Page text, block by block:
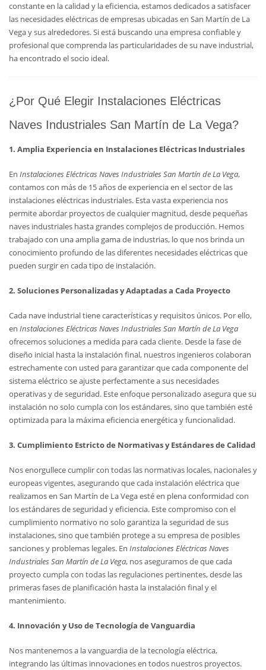
constante en la calidad y la eficiencia, estamos dedicados a satisfacer
las necesidades eléctricas de empresas ubicadas en San Martín de La
Vega y sus alrededores. Si está buscando una empresa confiable y
profesional que comprenda las particularidades de su nave industrial,
ha encontrado el socio ideal.
¿Por Qué Elegir Instalaciones Eléctricas
Naves Industriales San Martín de La Vega?
1. Amplia Experiencia en Instalaciones Eléctricas Industriales
En Instalaciones Eléctricas Naves Industriales San Martín de La Vega,
contamos con más de 15 años de experiencia en el sector de las
instalaciones eléctricas industriales. Esta vasta experiencia nos
permite abordar proyectos de cualquier magnitud, desde pequeñas
naves industriales hasta grandes complejos de producción. Hemos
trabajado con una amplia gama de industrias, lo que nos brinda un
conocimiento profundo de las diferentes necesidades eléctricas que
pueden surgir en cada tipo de instalación.
2. Soluciones Personalizadas y Adaptadas a Cada Proyecto
Cada nave industrial tiene características y requisitos únicos. Por ello,
en Instalaciones Eléctricas Naves Industriales San Martín de La Vega
ofrecemos soluciones a medida para cada cliente. Desde la fase de
diseño inicial hasta la instalación final, nuestros ingenieros colaboran
estrechamente con usted para garantizar que cada componente del
sistema eléctrico se ajuste perfectamente a sus necesidades
operativas y de seguridad. Este enfoque personalizado asegura que su
instalación no solo cumpla con los estándares, sino que también esté
optimizada para la máxima eficiencia energética y funcionalidad.
3. Cumplimiento Estricto de Normativas y Estándares de Calidad
Nos enorgullece cumplir con todas las normativas locales, nacionales y
europeas vigentes, asegurando que cada instalación eléctrica que
realizamos en San Martín de La Vega esté en plena conformidad con
los estándares de seguridad y eficiencia. Este compromiso con el
cumplimiento normativo no solo garantiza la seguridad de sus
instalaciones, sino que también protege a su empresa de posibles
sanciones y problemas legales. En Instalaciones Eléctricas Naves
Industriales San Martín de La Vega, nos aseguramos de que cada
proyecto cumpla con todas las regulaciones pertinentes, desde las
primeras fases de planificación hasta la instalación final y el
mantenimiento.
4. Innovación y Uso de Tecnología de Vanguardia
Nos mantenemos a la vanguardia de la tecnología eléctrica,
integrando las últimas innovaciones en todos nuestros proyectos.